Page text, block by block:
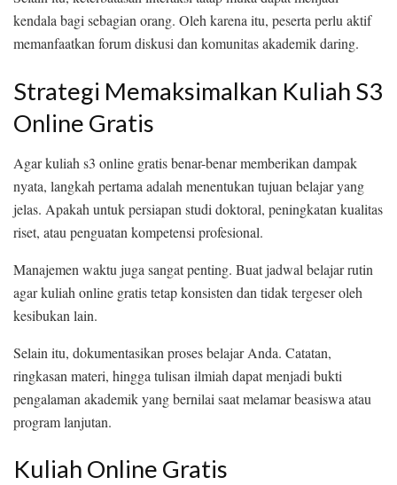
kendala bagi sebagian orang. Oleh karena itu, peserta perlu aktif
memanfaatkan forum diskusi dan komunitas akademik daring.
Strategi Memaksimalkan Kuliah S3
Online Gratis
Agar kuliah s3 online gratis benar-benar memberikan dampak
nyata, langkah pertama adalah menentukan tujuan belajar yang
jelas. Apakah untuk persiapan studi doktoral, peningkatan kualitas
riset, atau penguatan kompetensi profesional.
Manajemen waktu juga sangat penting. Buat jadwal belajar rutin
agar kuliah online gratis tetap konsisten dan tidak tergeser oleh
kesibukan lain.
Selain itu, dokumentasikan proses belajar Anda. Catatan,
ringkasan materi, hingga tulisan ilmiah dapat menjadi bukti
pengalaman akademik yang bernilai saat melamar beasiswa atau
program lanjutan.
Kuliah Online Gratis